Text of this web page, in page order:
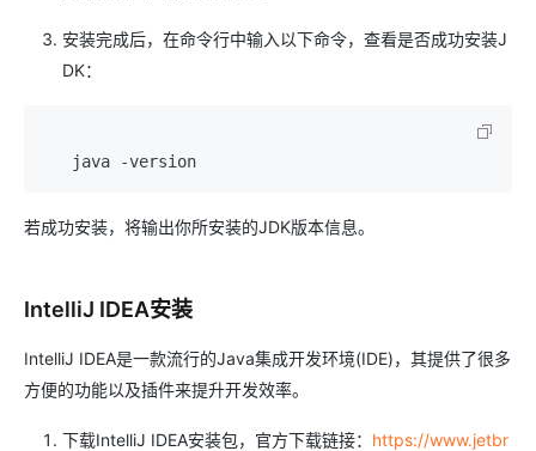
安装完成后，在命令行中输入以下命令，查看是否成功安装J
DK：
若成功安装，将输出你所安装的JDK版本信息。
IntelliJ IDEA安装
IntelliJ IDEA是一款流行的Java集成开发环境(IDE)，其提供了很多
方便的功能以及插件来提升开发效率。
下载IntelliJ IDEA安装包，官方下载链接： https://www.jetbr